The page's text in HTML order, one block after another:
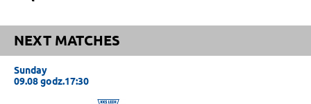
NEXT MATCHES
Sunday
09.08 godz.17:30